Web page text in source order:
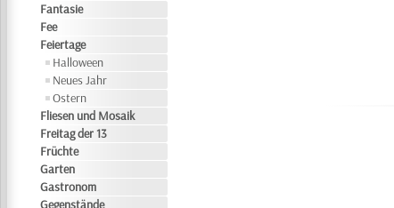
Fantasie
Fee
Feiertage
Halloween
Neues Jahr
Ostern
Fliesen und Mosaik
Freitag der 13
Früchte
Garten
Gastronom
Gegenstände